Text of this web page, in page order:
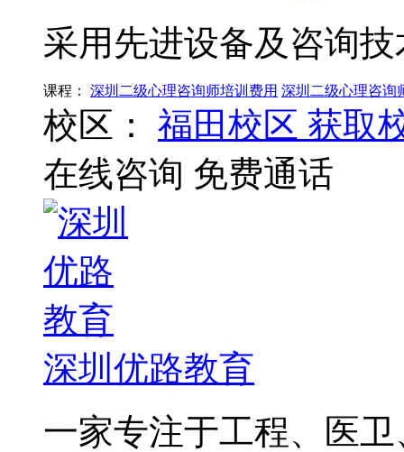
采用先进设备及咨询
课程： 深圳二级心理咨询师培训费用 深圳二级心理咨询
校区： 福田校区 获取
在线咨询 免费通话
深圳优路教育
一家专注于工程、医